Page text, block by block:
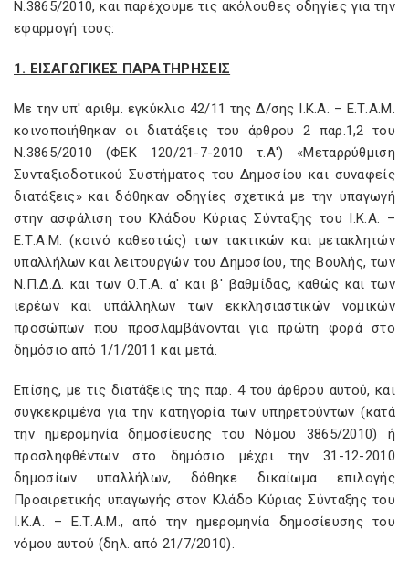
Ν.3865/2010, και παρέχουμε τις ακόλουθες οδηγίες για την
εφαρμογή τους:
1. ΕΙΣΑΓΩΓΙΚΕΣ ΠΑΡΑΤΗΡΗΣΕΙΣ
Με την υπ' αριθμ. εγκύκλιο 42/11 της Δ/σης Ι.Κ.Α. – Ε.Τ.A.M.
κοινοποιήθηκαν οι διατάξεις του άρθρου 2 παρ.1,2 του
Ν.3865/2010 (ΦΕΚ 120/21-7-2010 τ.Α') «Μεταρρύθμιση
Συνταξιοδοτικού Συστήματος του Δημοσίου και συναφείς
διατάξεις» και δόθηκαν οδηγίες σχετικά με την υπαγωγή
στην ασφάλιση του Κλάδου Κύριας Σύνταξης του Ι.Κ.Α. –
Ε.Τ.A.M. (κοινό καθεστώς) των τακτικών και μετακλητών
υπαλλήλων και λειτουργών του Δημοσίου, της Βουλής, των
Ν.Π.Δ.Δ. και των Ο.Τ.Α. α' και β' βαθμίδας, καθώς και των
ιερέων και υπάλληλων των εκκλησιαστικών νομικών
προσώπων που προσλαμβάνονται για πρώτη φορά στο
δημόσιο από 1/1/2011 και μετά.
Επίσης, με τις διατάξεις της παρ. 4 του άρθρου αυτού, και
συγκεκριμένα για την κατηγορία των υπηρετούντων (κατά
την ημερομηνία δημοσίευσης του Νόμου 3865/2010) ή
προσληφθέντων στο δημόσιο μέχρι την 31-12-2010
δημοσίων υπαλλήλων, δόθηκε δικαίωμα επιλογής
Προαιρετικής υπαγωγής στον Κλάδο Κύριας Σύνταξης του
Ι.Κ.Α. – Ε.Τ.Α.Μ., από την ημερομηνία δημοσίευσης του
νόμου αυτού (δηλ. από 21/7/2010).